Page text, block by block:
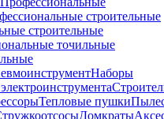
строительные
строительные
точильные
Наборы
Тепловые пушки
Домкраты